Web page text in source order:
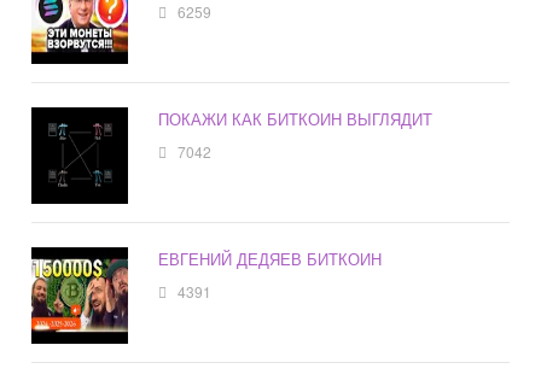
6259
ПОКАЖИ КАК БИТКОИН ВЫГЛЯДИТ
7042
ЕВГЕНИЙ ДЕДЯЕВ БИТКОИН
4391